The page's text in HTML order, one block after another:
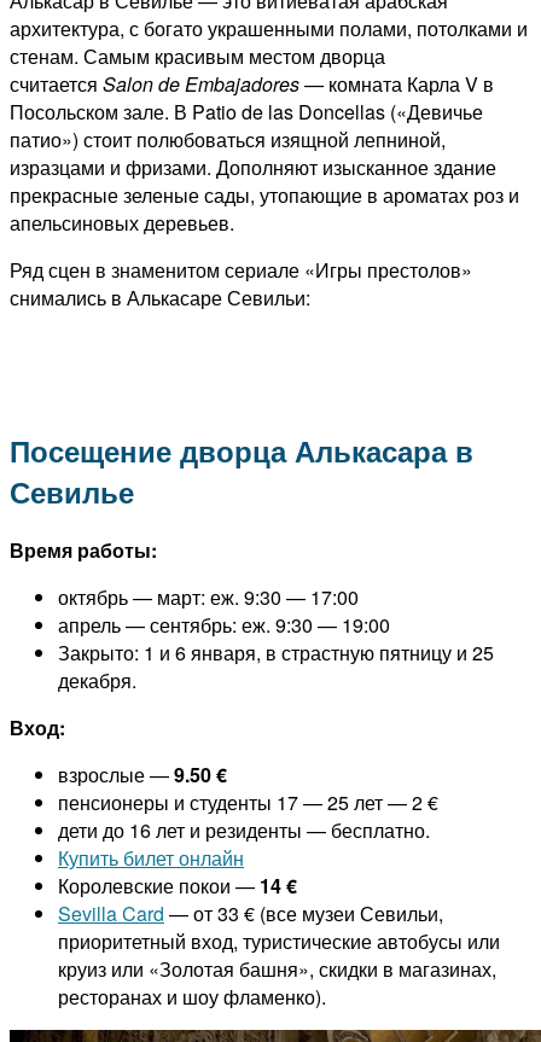
архитектура, с богато украшенными полами, потолками и
стенам. Самым красивым местом дворца
считается Salon de Embajadores —комната Карла V в
Посольском зале. В Patio de las Doncellas («Девичье
патио») стоит полюбоваться изящной лепниной,
изразцами и фризами. Дополняют изысканное здание
прекрасные зеленые сады, утопающие в ароматах роз и
апельсиновых деревьев.
Ряд сцен в знаменитом сериале «Игры престолов»
снимались в Алькасаре Севильи:
Посещение дворца Алькасара в
Севилье
Время работы:
октябрь — март: еж. 9:30 — 17:00
апрель — сентябрь: еж. 9:30 — 19:00
Закрыто: 1 и 6 января, в страстную пятницу и 25
декабря.
Вход:
взрослые —9.50 €
пенсионеры и студенты 17 — 25 лет — 2 €
дети до 16 лет и резиденты — бесплатно.
Купить билет онлайн
Королевские покои — 14€
Sevilla Card — от 33 € (все музеи Севильи,
приоритетный вход, туристические автобусы или
круиз или «Золотая башня», скидки в магазинах,
ресторанах и шоу фламенко).